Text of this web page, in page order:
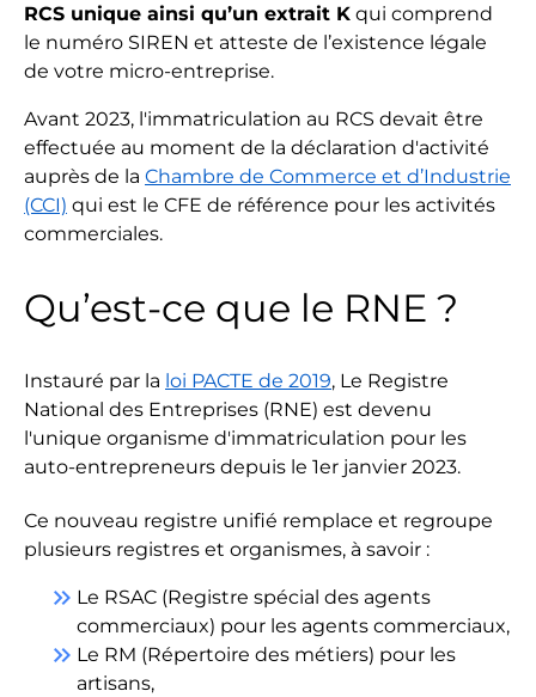
RCS unique ainsi qu’un extrait K qui comprend
le numéro SIREN et atteste de l’existence légale
de votre micro-entreprise.
Avant 2023, l'immatriculation au RCS devait être
effectuée au moment de la déclaration d'activité
auprès de la Chambre de Commerce et d’Industrie
(CCI) qui est le CFE de référence pour les activités
commerciales.
Qu’est-ce que le RNE ?
Instauré par la loi PACTE de 2019, Le Registre
National des Entreprises (RNE) est devenu
l'unique organisme d'immatriculation pour les
auto-entrepreneurs depuis le 1er janvier 2023.
Ce nouveau registre unifié remplace et regroupe
plusieurs registres et organismes, à savoir :
keyboard_double_arrow_right Le RSAC (Registre spécial des agents
commerciaux) pour les agents commerciaux,
keyboard_double_arrow_right Le RM (Répertoire des métiers) pour les
artisans,